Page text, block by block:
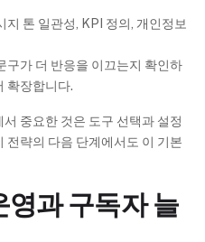
지 톤 일관성, KPI 정의, 개인정보
구가 더 반응을 이끄는지 확인하
확장합니다.
중요한 것은 도구 선택과 설정
전략의 다음 단계에서도 이 기본
과 구독자 늘